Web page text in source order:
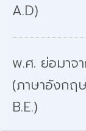
A.D)
พ.ศ. ย่อมาจ
(ภาษาอังกฤ
B.E.)